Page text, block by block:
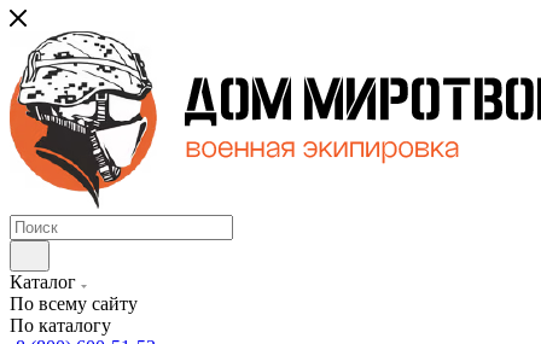
Каталог
По всему сайту
По каталогу